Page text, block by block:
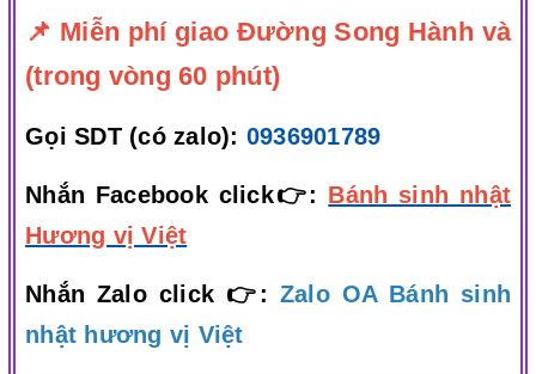
📌 Miễn phí giao Đường Song Hành và
(trong vòng 60 phút)
Gọi SDT (có zalo): 0936901789
Nhắn Facebook click👉: Bánh sinh nhật
Hương vị Việt
Nhắn Zalo click 👉: Zalo OA Bánh sinh
nhật hương vị Việt